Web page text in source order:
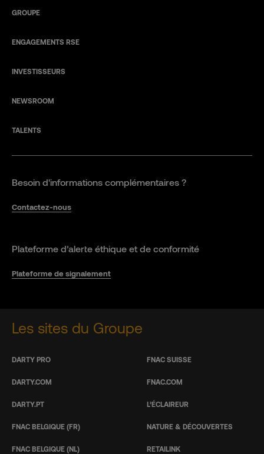
GROUPE
ENGAGEMENTS RSE
INVESTISSEURS
NEWSROOM
TALENTS
Besoin d'informations complémentaires ?
Contactez-nous
Plateforme d’alerte éthique et de conformité
Plateforme de signalement
Les sites du Groupe
DARTY PRO
DARTY.COM
DARTY.PT
FNAC BELGIQUE (FR)
FNAC BELGIQUE (NL)
FNAC SUISSE
FNAC.COM
L’ÉCLAIREUR
NATURE & DÉCOUVERTES
RETAILINK